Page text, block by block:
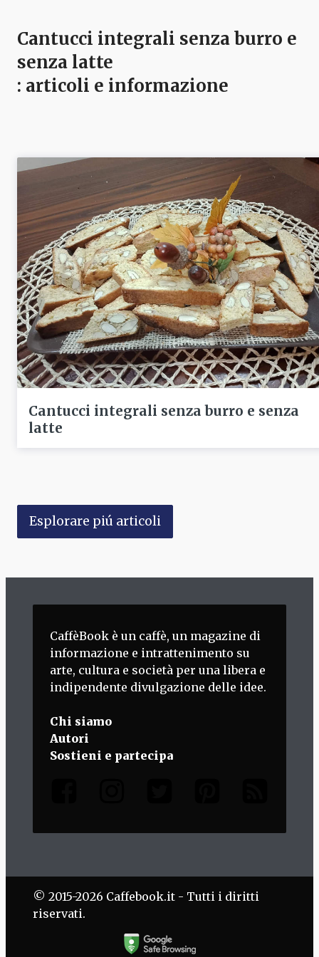
Cantucci integrali senza burro e
senza latte
: articoli e informazione
Cantucci integrali senza burro e senza
latte
Esplorare piú articoli
CaffèBook è un caffè, un magazine di
informazione e intrattenimento su
arte, cultura e società per una libera e
indipendente divulgazione delle idee.
Chi siamo
Autori
Sostieni e partecipa
© 2015-2026 Caffebook.it - Tutti i diritti
riservati.